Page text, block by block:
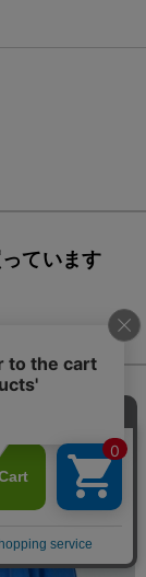
ています
TIME
SALE